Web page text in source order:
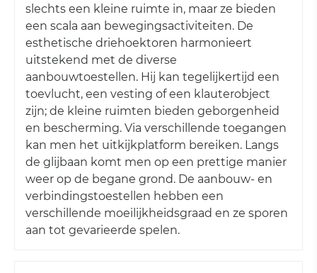
slechts een kleine ruimte in, maar ze bieden
een scala aan bewegingsactiviteiten. De
esthetische driehoektoren harmonieert
uitstekend met de diverse
aanbouwtoestellen. Hij kan tegelijkertijd een
toevlucht, een vesting of een klauterobject
zijn; de kleine ruimten bieden geborgenheid
en bescherming. Via verschillende toegangen
kan men het uitkijkplatform bereiken. Langs
de glijbaan komt men op een prettige manier
weer op de begane grond. De aanbouw- en
verbindingstoestellen hebben een
verschillende moeilijkheidsgraad en ze sporen
aan tot gevarieerde spelen.